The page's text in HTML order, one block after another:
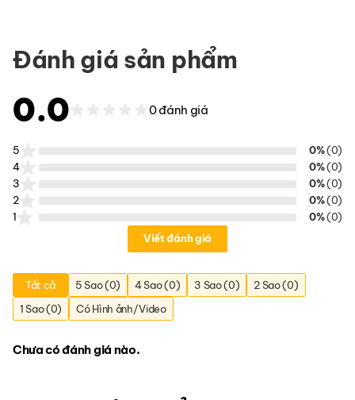
Đánh giá sản phẩm
0.0 0 đánh giá
5 0%(0)
4
0%(0)
3
0%(0)
2
0%(0)
1
0%(0)
Viết đánh giá
Tất cả 5 Sao (0) 4 Sao (0) 3 Sao (0)
2 Sao (0)
1 Sao (0)
Có Hình ảnh/Video
Chưa có đánh giá nào.